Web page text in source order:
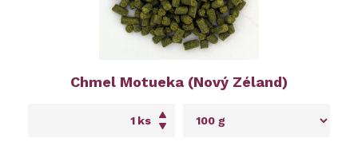
Chmel Motueka (Nový Zéland)
ks